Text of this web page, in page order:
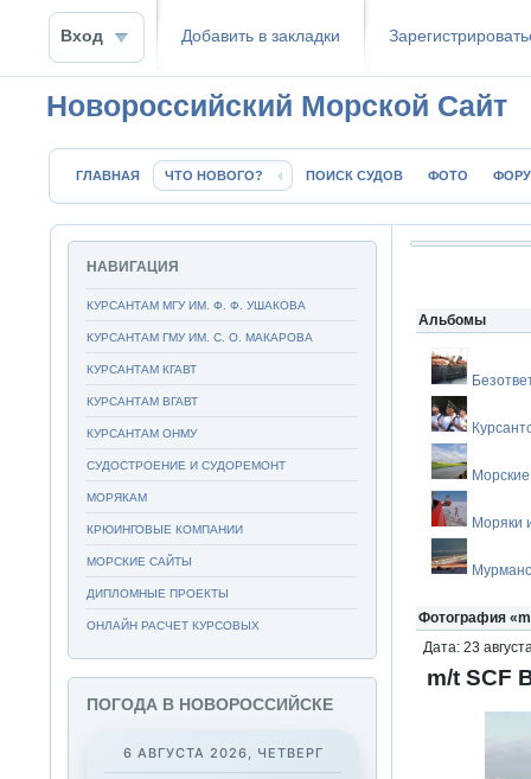
Вход Добавить в закладки
Новороссийский Морской Сайт
ГЛАВНАЯ ЧТО НОВОГО? ПОИСК СУДОВ ФОТО
Альбомы
Моряки
Фотография
Дата: 23
m/t SCF
НАВИГАЦИЯ
КУРСАНТАМ МГУ ИМ. Ф. Ф. УШАКОВА
КУРСАНТАМ ГМУ ИМ. С. О. МАКАРОВА
КУРСАНТАМ КГАВТ
КУРСАНТАМ ВГАВТ
КУРСАНТАМ ОНМУ
СУДОСТРОЕНИЕ И СУДОРЕМОНТ
МОРЯКАМ
КРЮИНГОВЫЕ КОМПАНИИ
МОРСКИЕ САЙТЫ
ДИПЛОМНЫЕ ПРОЕКТЫ
ОНЛАЙН РАСЧЕТ КУРСОВЫХ
ПОГОДА В НОВОРОССИЙСКЕ
6 АВГУСТА 2026, ЧЕТВЕРГ